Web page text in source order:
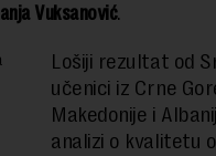
Vuksanović.
Lošiji rezultat od
učenici iz Crne
Makedonije i
analizi o kvalitetu